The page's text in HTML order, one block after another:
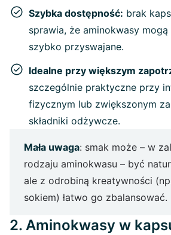
Szybka dostępność: brak
sprawia, że aminokwasy
szybko przyswajane.
Idealne przy większym
szczególnie praktyczne przy
fizycznym lub zwiększonym
składniki odżywcze.
Mała uwaga: smak może – w
rodzaju aminokwasu – być
ale z odrobiną kreatywności
sokiem) łatwo go zbalansować.
2. Aminokwasy w